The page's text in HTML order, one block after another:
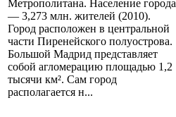
Метрополитана. Население города
— 3,273 млн. жителей (2010).
Город расположен в центральной
части Пиренейского полуострова.
Большой Мадрид представляет
собой агломерацию площадью 1,2
тысячи км². Сам город
располагается н...